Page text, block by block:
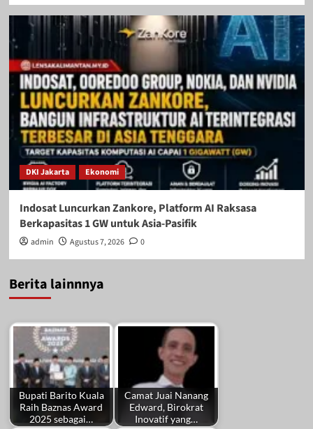
DKI Jakarta Ekonomi
Indosat Luncurkan Zankore, Platform AI Raksasa
Berkapasitas 1 GW untuk Asia-Pasifik
admin Agustus 7, 2026 0
Berita lainnnya
Bupati Barito Kuala
Raih Baznas Award
2025 sebagai…
Camat Juai Nanang
Edward, Birokrat
Inovatif yang…